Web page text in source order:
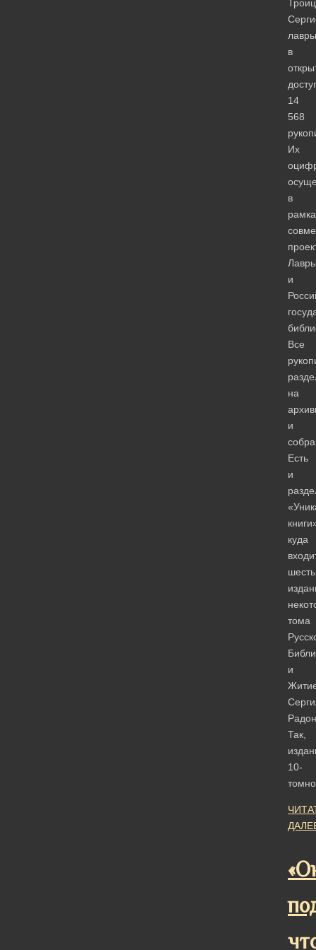
в
14
568
Их
в
и
Все
на
и
Есть
и
куда
шесть
тома
и
Так,
10-